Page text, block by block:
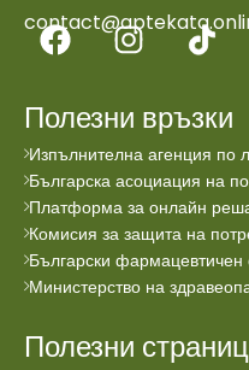
Полезни връзки
Изпълнителна агенция по
Българска асоциация на
Платформа за онлайн
Комисия за защита на
Български
Министерство на
Полезни